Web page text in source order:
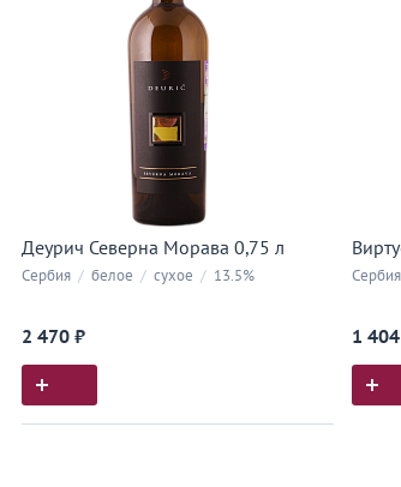
Деурич Северна Морава 0,75 л
Сербия / белое / сухое / 13.5%
2 470 ₽
Сербия
1